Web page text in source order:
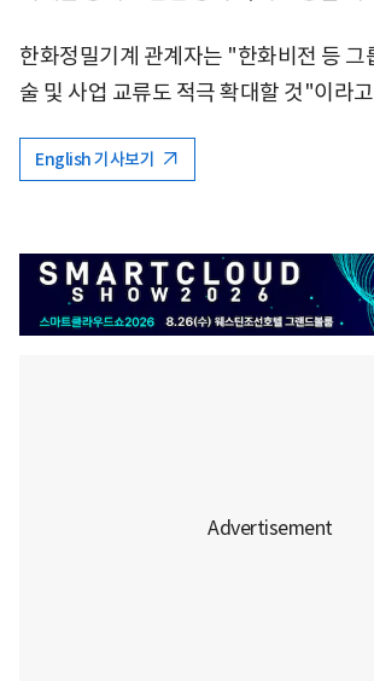
한화정밀기계 관계자는 "한화비전 등 그
술 및 사업 교류도 적극 확대할 것"이라
English 기사보기